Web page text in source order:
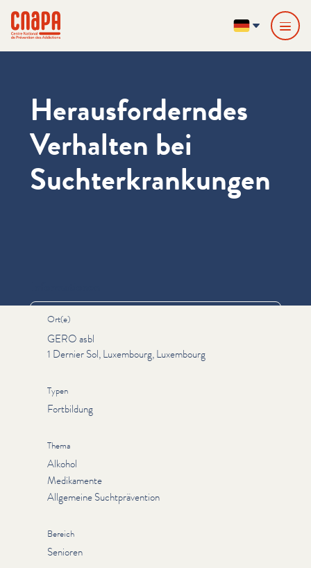
cnapa
DE
Herausforderndes
Verhalten bei
Suchterkrankungen
Ort(e)
GERO asbl
1 Dernier Sol, Luxembourg, Luxembourg
Typen
Fortbildung
Thema
Alkohol
Medikamente
Allgemeine Suchtprävention
Bereich
Senioren